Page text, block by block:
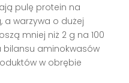
pulę protein na
a warzywa o dużej
mniej niż 2 g na 100
bilansu aminokwasów
w obrębie